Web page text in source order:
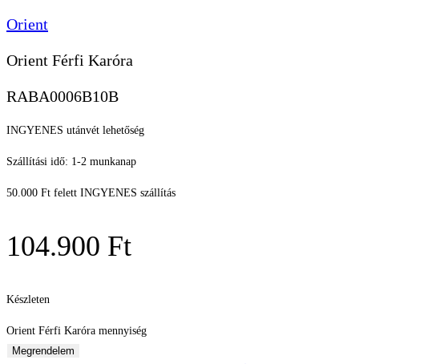
Orient
Orient Férfi Karóra
RABA0006B10B
INGYENES utánvét lehetőség
Szállítási idő: 1-2 munkanap
50.000 Ft felett INGYENES szállítás
104.900 Ft
Készleten
Orient Férfi Karóra mennyiség
Megrendelem